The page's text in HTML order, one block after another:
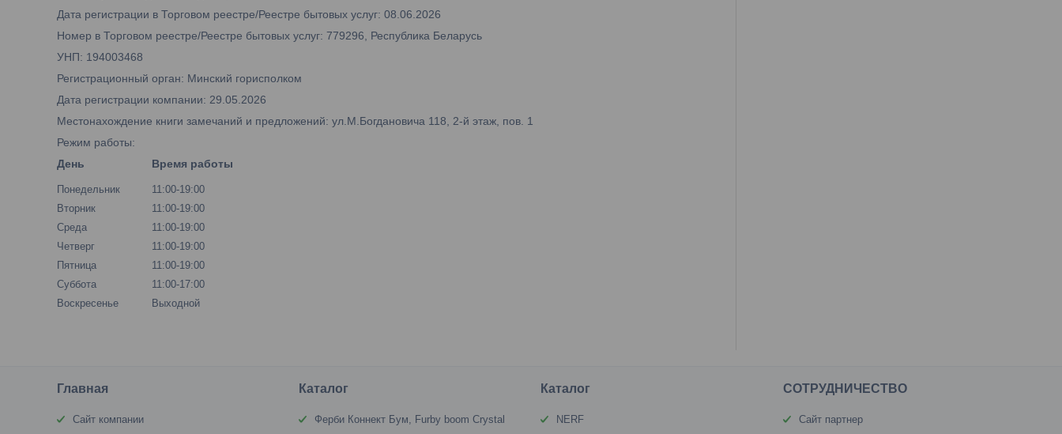
Дата регистрации в Торговом реестре/Реестре бытовых услуг: 08.06.2026
Номер в Торговом реестре/Реестре бытовых услуг: 779296, Республика Беларусь
УНП: 194003468
Регистрационный орган: Минский горисполком
Дата регистрации компании: 29.05.2026
Местонахождение книги замечаний и предложений: ул.М.Богдановича 118, 2-й этаж, пов. 1
Режим работы:
День
Время работы
Понедельник
11:00-19:00
Вторник
11:00-19:00
Среда
11:00-19:00
Четверг
11:00-19:00
Пятница
11:00-19:00
Суббота
11:00-17:00
Воскресенье
Выходной
Главная
Сайт компании
Каталог
Ферби Коннект Бум, Furby boom Crystal
Каталог
NERF
CОТРУДНИЧЕСТВО
Сайт партнер